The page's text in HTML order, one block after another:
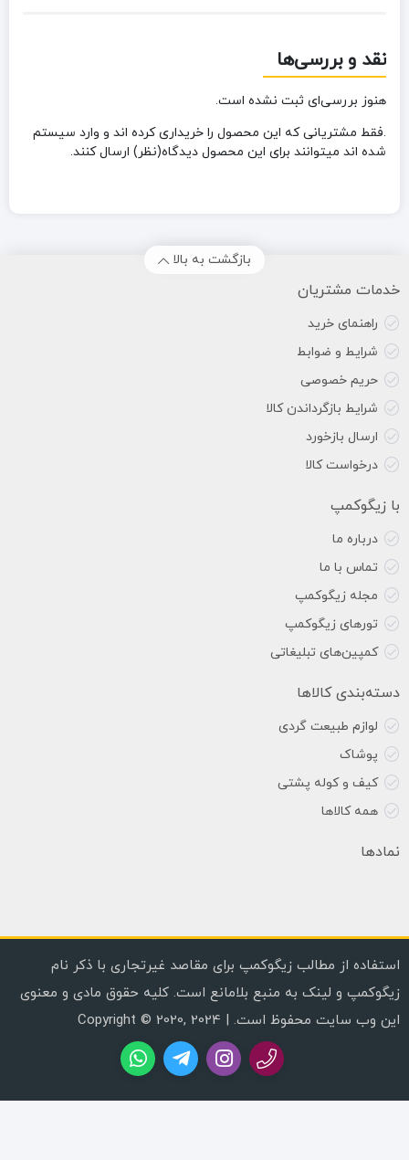
نقد و بررسی‌ها
هنوز بررسی‌ای ثبت نشده است.
.فقط مشتریانی که این محصول را خریداری کرده اند و وارد سیستم
شده اند میتوانند برای این محصول دیدگاه(نظر) ارسال کنند.
بازگشت به بالا
خدمات مشتریان
راهنمای خرید
شرایط و ضوابط
حریم خصوصی
شرایط بازگرداندن کالا
ارسال بازخورد
درخواست کالا
با زیگوکمپ
درباره ما
تماس با ما
مجله زیگوکمپ
تورهای زیگوکمپ
کمپین‌های تبلیغاتی
دسته‌بندی کالاها
لوازم طبیعت گردی
پوشاک
کیف و کوله پشتی
همه کالاها
نمادها
استفاده از مطالب زیگوکمپ برای مقاصد غیرتجاری با ذکر نام
زیگوکمپ و لینک به منبع بلامانع است. کلیه حقوق مادی و معنوی
این وب سایت محفوظ است. | Copyright © 2020, 2024